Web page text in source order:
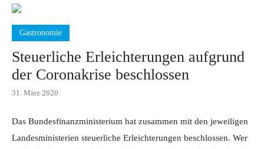
Gastronomie
Steuerliche Erleichterungen aufgrund
der Coronakrise beschlossen
31. März 2020
Das Bundesfinanzministerium hat zusammen mit den jeweiligen
Landesministerien steuerliche Erleichterungen beschlossen. Wer